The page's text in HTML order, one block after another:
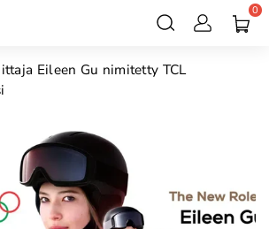
0
Eileen Gu nimitetty TCL